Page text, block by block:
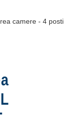
camere - 4 posti